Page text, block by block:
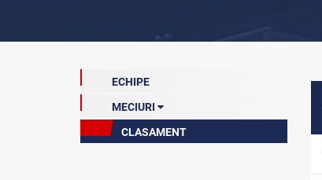
ECHIPE
MECIURI
Etapa 9 (curentă)
CLASAMENT